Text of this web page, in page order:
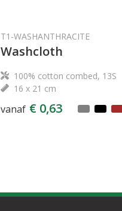
T1-WASHANTHRACITE
Washcloth
100% cotton combed, 13S
16 x 21 cm
vanaf € 0,63